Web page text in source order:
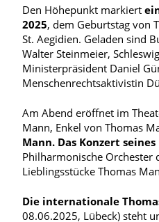
Den Höhepunkt markiert
2025, dem Geburtstag von
St. Aegidien. Geladen sind
Walter Steinmeier,
Ministerpräsident Daniel
Menschenrechtsaktivistin
Am Abend eröffnet im
Mann, Enkel von Thomas
Mann. Das Konzert seines
Philharmonische Orchester
Lieblingsstücke Thomas
Die internationale
08.06.2025, Lübeck) steht